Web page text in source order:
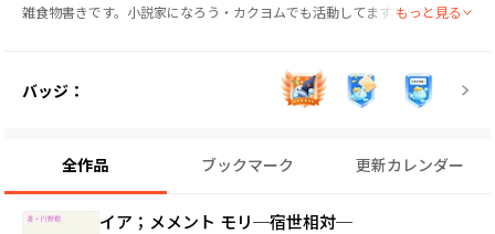
雑食物書きです。小説家になろう・カクヨムでも活動してます。 もっと見る
バッジ：
全作品 ブックマーク 更新カレンダー
イア；メメント モリ─宿世相対─